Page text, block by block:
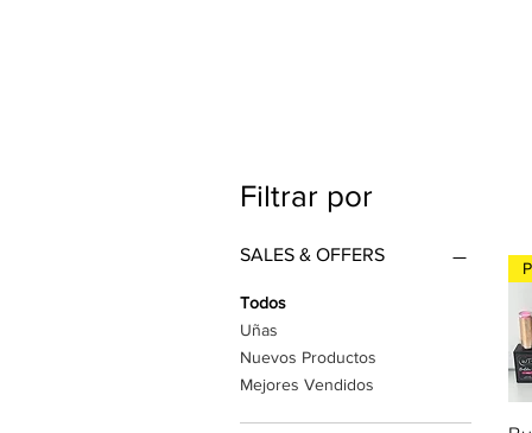
Filtrar por
SALES & OFFERS
Todos
Uñas
Nuevos Productos
Mejores Vendidos